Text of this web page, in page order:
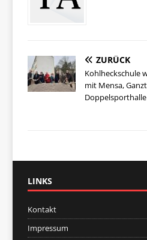
ZURÜCK
Kohlheckschule
mit Mensa,
LINKS
Kontakt
Impressum